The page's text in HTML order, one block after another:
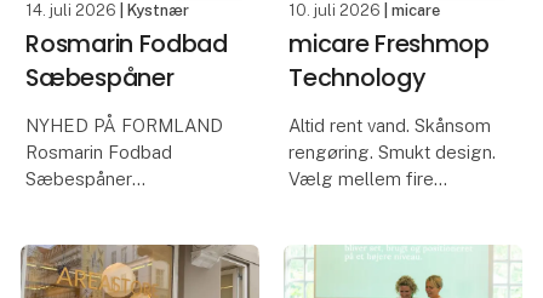
omtan
14. juli 2026 | Kystnær
Rosmarin Fodbad
Sæbespåner
NYHED PÅ FORMLAND
Rosmarin Fodbad
Sæbespåner
populære Rosmarin-
serie med et nyt produkt
10. juli 2026 | micare
micare Freshmop
Technology
Altid rent vand. Skånsom
rengøring. Smukt design.
Vælg mellem fire
Det nye og unikke
moppesystem fra